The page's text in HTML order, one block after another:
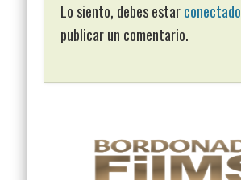
Lo siento, debes estarconectado
publicar un comentario.